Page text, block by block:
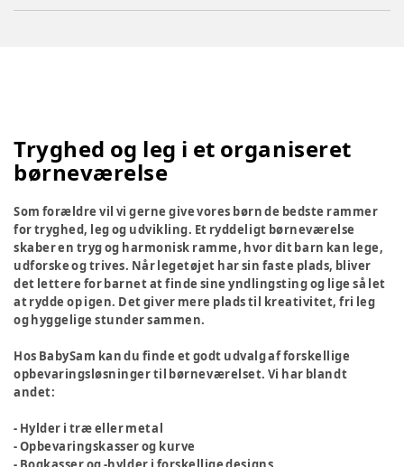
Tryghed og leg i et organiseret
børneværelse
Som forældre vil vi gerne give vores børn de bedste rammer
for tryghed, leg og udvikling. Et ryddeligt børneværelse
skaber en tryg og harmonisk ramme, hvor dit barn kan lege,
udforske og trives. Når legetøjet har sin faste plads, bliver
det lettere for barnet at finde sine yndlingsting og lige så let
at rydde op igen. Det giver mere plads til kreativitet, fri leg
og hyggelige stunder sammen.
Hos BabySam kan du finde et godt udvalg af forskellige
opbevaringsløsninger til børneværelset. Vi har blandt
andet:
- Hylder i træ eller metal
- Opbevaringskasser og kurve